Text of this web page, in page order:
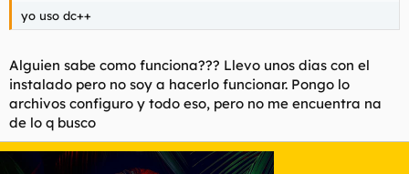
yo uso dc++
Alguien sabe como funciona??? Llevo unos dias con el
instalado pero no soy a hacerlo funcionar. Pongo lo
archivos configuro y todo eso, pero no me encuentra na
de lo q busco